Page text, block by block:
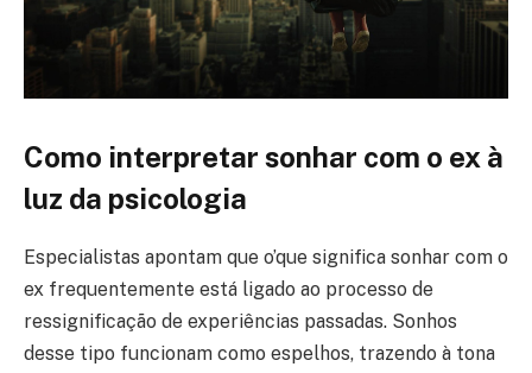
Como interpretar sonhar com o ex à
luz da psicologia
Especialistas apontam que o’que significa sonhar com o
ex frequentemente está ligado ao processo de
ressignificação de experiências passadas. Sonhos
desse tipo funcionam como espelhos, trazendo à tona